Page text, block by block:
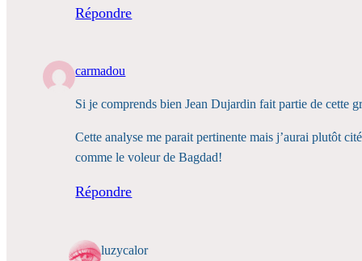
Répondre
carmadou
Si je comprends bien Jean Dujardin fait partie de cette
Cette analyse me parait pertinente mais j’aurai plutôt
comme le voleur de Bagdad!
Répondre
luzycalor